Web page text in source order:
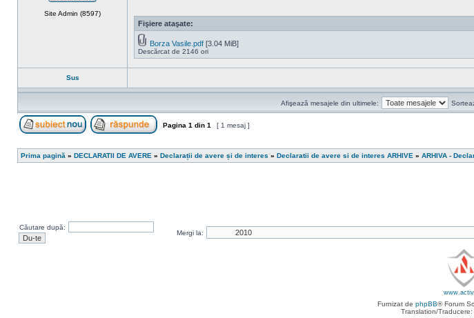
Site Admin (8597)
Fişiere ataşate:
Borza Vasile.pdf [3.04 MiB]
Descărcat de 2146 ori
Sus
Afişează mesajele din ultimele:
Pagina 1 din 1 [ 1 mesaj ]
Prima pagină » DECLARATII DE AVERE » Declarații de avere și de interes » Declaratii de avere si de interes ARHIVE » ARHIVA -
Căutare după:
Mergi la:
Furnizat de phpBB® Forum
Translation/Traducere: